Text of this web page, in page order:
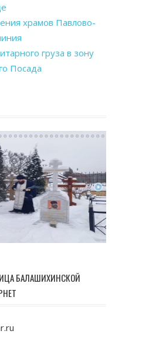
храмов Павлово-
груза в зону
Посада
БАЛАШИХИНСКОЙ